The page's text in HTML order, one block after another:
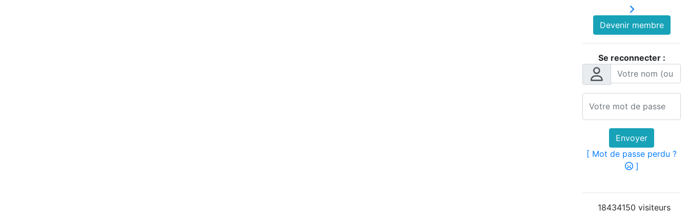
Devenir membre
Se reconnecter :
Envoyer
[ Mot de passe perdu ?
]
18434150 visiteurs